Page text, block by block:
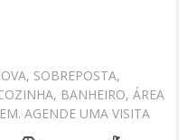
SOBREPOSTA,
BANHEIRO, ÁREA
AGENDE UMA VISITA
CRECISP: 41718-J